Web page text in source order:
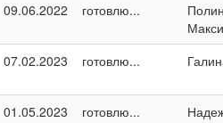
09.06.2022 готовлю...
07.02.2023 готовлю...
01.05.2023 готовлю...